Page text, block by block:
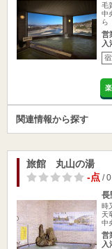
毛
中
ら
営
入
関連情報から探す
旅館 丸山の湯
-点/ 0
長
時
天
中
営
入